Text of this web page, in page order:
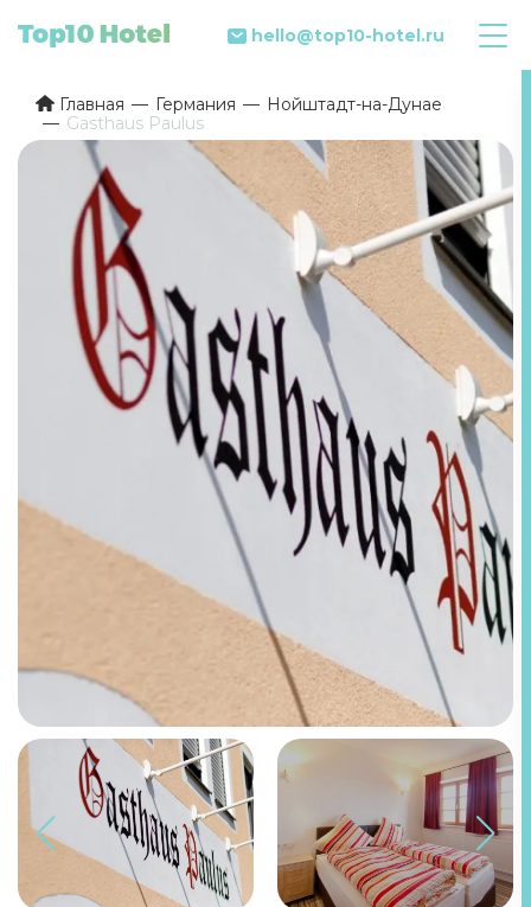
hello@top10-hotel.ru
Главная Германия
Нойштадт-на-Дунае
Gasthaus Paulus